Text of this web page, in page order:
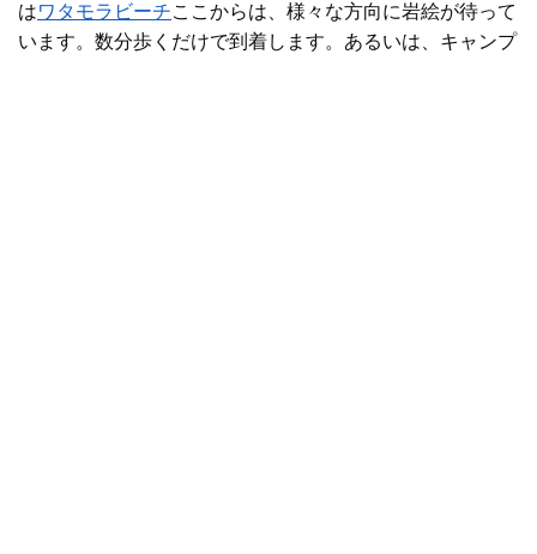
はワタモラビーチここからは、様々な方向に岩絵が待って
います。数分歩くだけで到着します。あるいは、キャンプ